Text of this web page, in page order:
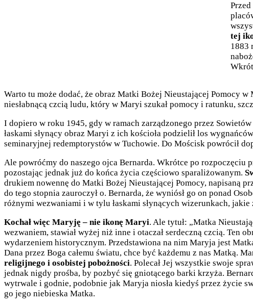
tej
1883
Warto tu może dodać, że obraz Matki Bożej Nieustającej Pomocy
niesłabnącą czcią ludu, który w Maryi szukał pomocy i ratunku,
I dopiero w roku 1945, gdy w ramach zarządzonego przez
łaskami słynący obraz Maryi z ich kościoła podzielił los
seminaryjnej redemptorystów w Tuchowie. Do Mościsk powrócił
Ale powróćmy do naszego ojca Bernarda. Wkrótce po rozpoczęciu
pozostając jednak już do końca życia częściowo sparaliżowanym.
drukiem nowennę do Matki Bożej Nieustającej Pomocy, napisaną
do tego stopnia zauroczył o. Bernarda, że wyniósł go on ponad
różnymi wezwaniami i w tylu łaskami słynących wizerunkach, jakie
Kochał więc Maryję – nie ikonę Maryi. Ale tytuł: „Matka
wezwaniem, stawiał wyżej niż inne i otaczał serdeczną czcią. Ten
wydarzeniem historycznym. Przedstawiona na nim Maryja jest
Dana przez Boga całemu światu, chce być każdemu z nas Matką.
religijnego i osobistej pobożności. Polecał Jej wszystkie swoje
jednak nigdy prośba, by pozbyć się gniotącego barki krzyża.
wytrwale i godnie, podobnie jak Maryja niosła kiedyś przez życie
go jego niebieska Matka.